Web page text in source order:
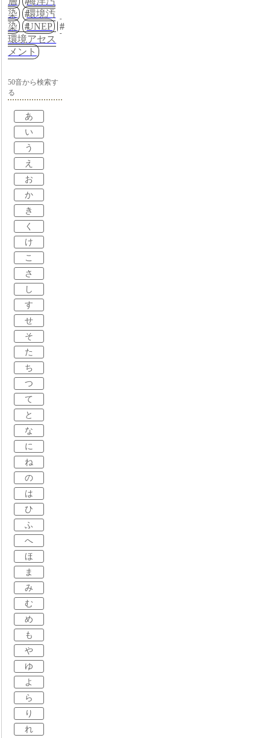
染
環境汚
染
UNEP
環境アセス
メント
50音から検索す
る
あ
い
う
え
お
か
き
く
け
こ
さ
し
す
せ
そ
た
ち
つ
て
と
な
に
ね
の
は
ひ
ふ
へ
ほ
ま
み
む
め
も
や
ゆ
よ
ら
り
れ